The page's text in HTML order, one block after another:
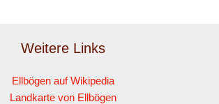
Weitere Links
Ellbögen auf Wikipedia
Landkarte von Ellbögen